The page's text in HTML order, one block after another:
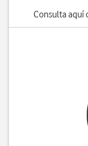
Consulta aquí